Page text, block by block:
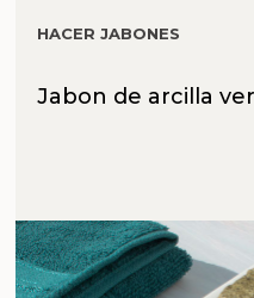
HACER JABONES
Jabon de arcilla